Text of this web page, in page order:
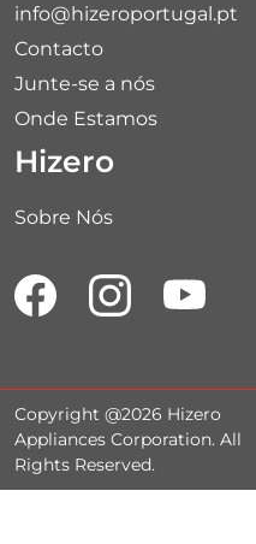
info@hizeroportugal.pt
Contacto
Junte-se a nós
Onde Estamos
Hizero
Sobre Nós
Copyright @2026 Hizero
Appliances Corporation. All
Rights Reserved.